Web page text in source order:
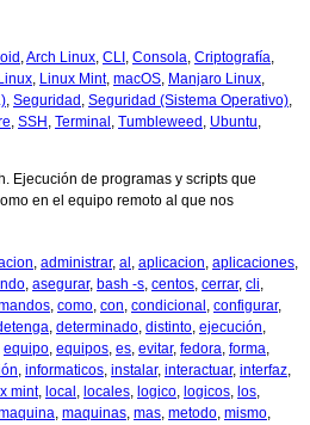
,Arch Linux, CLI , Consola, Criptografía,
Linux, Linux Mint, macOS, Manjaro Linux,
, Seguridad , Seguridad (Sistema Operativo),
, SSH , Terminal , Tumbleweed , Ubuntu,
Ejecución de programas y scripts que
en el equipo remoto al que nos
, administrar, al , aplicacion, aplicaciones,
, asegurar, bash -s, centos, cerrar, cli,
, como, con, condicional , configurar,
, determinado, distinto, ejecución,
equipo, equipos, es, evitar, fedora, forma,
, informaticos, instalar, interactuar, interfaz,
mint, local , locales, logico, logicos, los,
, maquinas, mas, metodo, mismo,